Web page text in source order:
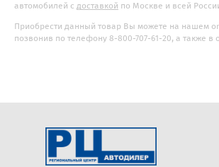
автомобилей с доставкой по Москве и всей
Приобрести данный товар Вы можете на нашем
позвонив по телефону 8-800-707-61-20, а также в